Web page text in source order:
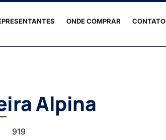
ONDE COMPRAR CONTATO
Alpina
919